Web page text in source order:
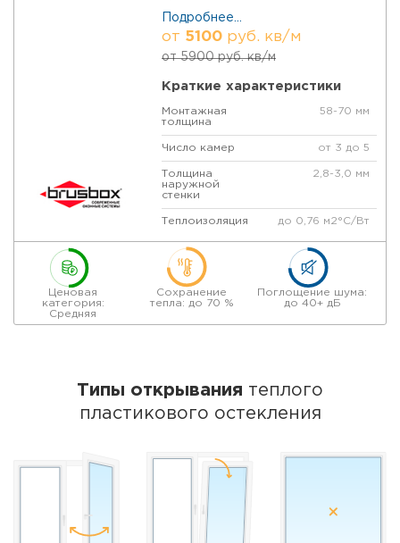
Подробнее...
от 5100 руб. кв/м
от5900руб. кв/м
Краткие характеристики
Монтажная
толщина
58-70 мм
Число камер от 3 до 5
Толщина
наружной
стенки
2,8-3,0 мм
Теплоизоляция до 0,76 м2°С/Вт
Армирование
Уплотнитель двухкомпонентный
Толщина
стеклопакета
24-40 мм
Ценовая
категория:
Средняя
Сохранение
тепла: до 70 %
Поглощение шума:
до 40+ дБ
Типы открывания теплого
пластикового остекления